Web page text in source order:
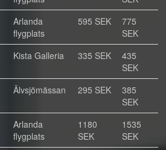
Arlanda
flygplats
595 SEK
775
SEK
Kista Galleria 335 SEK
435
SEK
Älvsjömässan 295 SEK
385
SEK
Arlanda
flygplats
1180
SEK
1535
SEK